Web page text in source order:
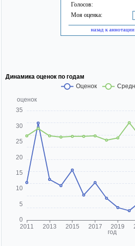
Голосов:
Моя оценка:
назад к аннотации
Динамика оценок по годам